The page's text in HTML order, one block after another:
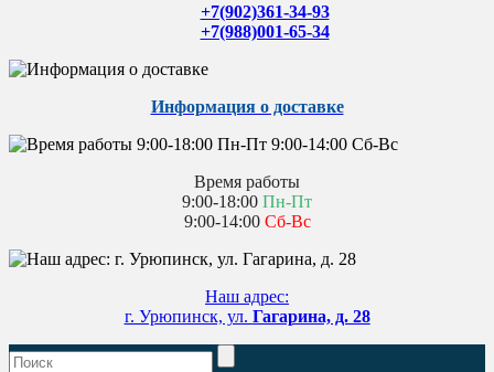
+7(902)361-34-93
+7(988)001-65-34
Информация о доставке
Время работы
9:00-18:00 Пн-Пт
9:00-14:00 Сб-Вс
Наш адрес:
г. Урюпинск, ул. Гагарина, д. 28